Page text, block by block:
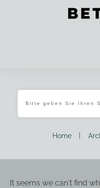
Home
It seems we can't find